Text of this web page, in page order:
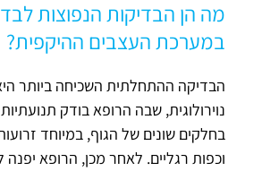
מה הן הבדיקות הנפוצות
במערכת העצבים ההיקפית?
הבדיקה ההתחלתית השכיחה ביותר
נוירולוגית, שבה הרופא בודק
בחלקים שונים של הגוף, במיוחד
וכפות רגליים. לאחר מכן, הרופא יפנה